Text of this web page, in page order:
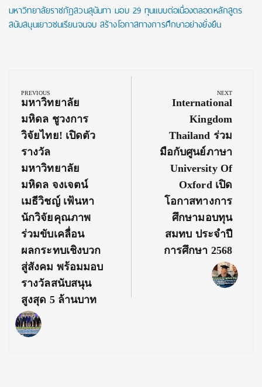
มหาวิทยาลัยราชภัฏสวนสุนันทา มอบ 29 ทุนแบบต่อเนื่องตลอดหลักสูตร
สนับสนุนเยาวชนเรียนจนจบ สร้างโอกาสทางการศึกษาอย่างยั่งยืน
navigation
PREVIOUS
Previous
Post:
มหาวิทยาลัย
มหิดล ชูวงการ
วิจัยไทย! เปิดตัว
รางวัล
มหาวิทยาลัย
มหิดล จงเจตน์
เมธีวิชญ์ เฟ้นหา
นักวิจัยคุณภาพ
ร่วมขับเคลื่อน
ผลกระทบเชิงบวก
สู่สังคม พร้อมมอบ
รางวัลสนับสนุน
สูงสุด 5 ล้านบาท
NEXT
Next
Post:
International
Kingdom
Thailand ร่วม
มือกับศูนย์ภาษา
University Of
Oxford เปิด
โอกาสทางการ
ศึกษามอบทุน
สมทบ ประจำปี
การศึกษา 2568